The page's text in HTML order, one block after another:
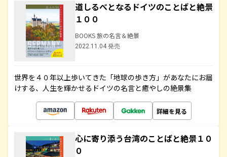
道しるべとなるドイツのことばと絶景
１００
BOOKS 旅の名言＆絶景
2022.11.04 発売
世界を４０年以上歩いてきた「地球の歩き方」があなたにお届
けする、人生を輝かせるドイツの名言と癒やしの絶景集
詳細を見る
心に寄り添う台湾のことばと絶景１０
０